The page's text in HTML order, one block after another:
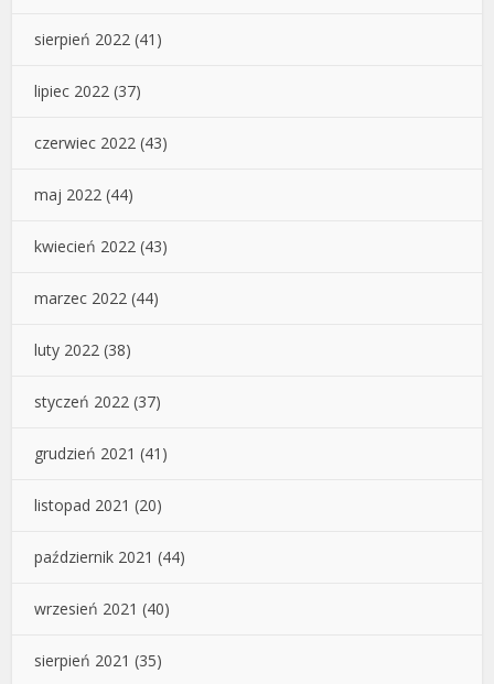
sierpień 2022 (41)
lipiec 2022 (37)
czerwiec 2022 (43)
maj 2022 (44)
kwiecień 2022 (43)
marzec 2022 (44)
luty 2022 (38)
styczeń 2022 (37)
grudzień 2021 (41)
listopad 2021 (20)
październik 2021 (44)
wrzesień 2021 (40)
sierpień 2021 (35)